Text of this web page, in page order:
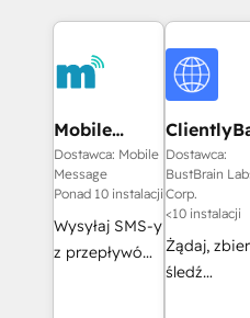
Mobile
Message
SMS
Dostawca: Mobile
Message
Ponad 10 instalacji
Wysyłaj SMS-y
z przepływów
-
Collection
File
Requests
Dostawca:
BustBrain
Corp.
<10 instalacji
Żądaj,
śledź